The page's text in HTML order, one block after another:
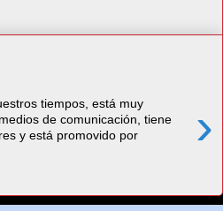
›
tiempos, está muy
de comunicación, tiene
y está promovido por